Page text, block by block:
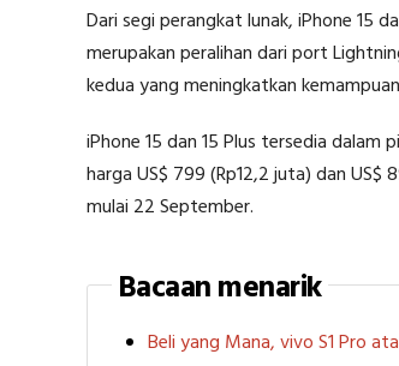
Dari segi perangkat lunak, iPhone 15
merupakan peralihan dari port
kedua yang meningkatkan
iPhone 15 dan 15 Plus tersedia dalam
harga US$ 799 (Rp12,2 juta) dan
mulai 22 September.
Bacaan menarik
Beli yang Mana, vivo S1 Pro